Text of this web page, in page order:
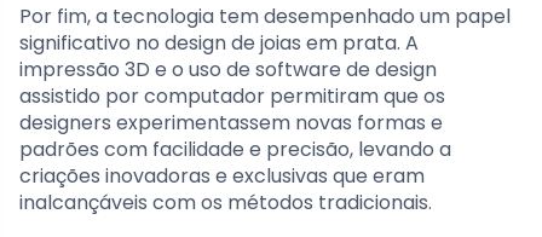
Por fim, a tecnologia tem desempenhado um papel
significativo no design de joias em prata. A
impressão 3D e o uso de software de design
assistido por computador permitiram que os
designers experimentassem novas formas e
padrões com facilidade e precisão, levando a
criações inovadoras e exclusivas que eram
inalcançáveis com os métodos tradicionais.